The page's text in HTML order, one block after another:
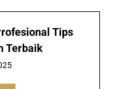
Tips
Terbaik